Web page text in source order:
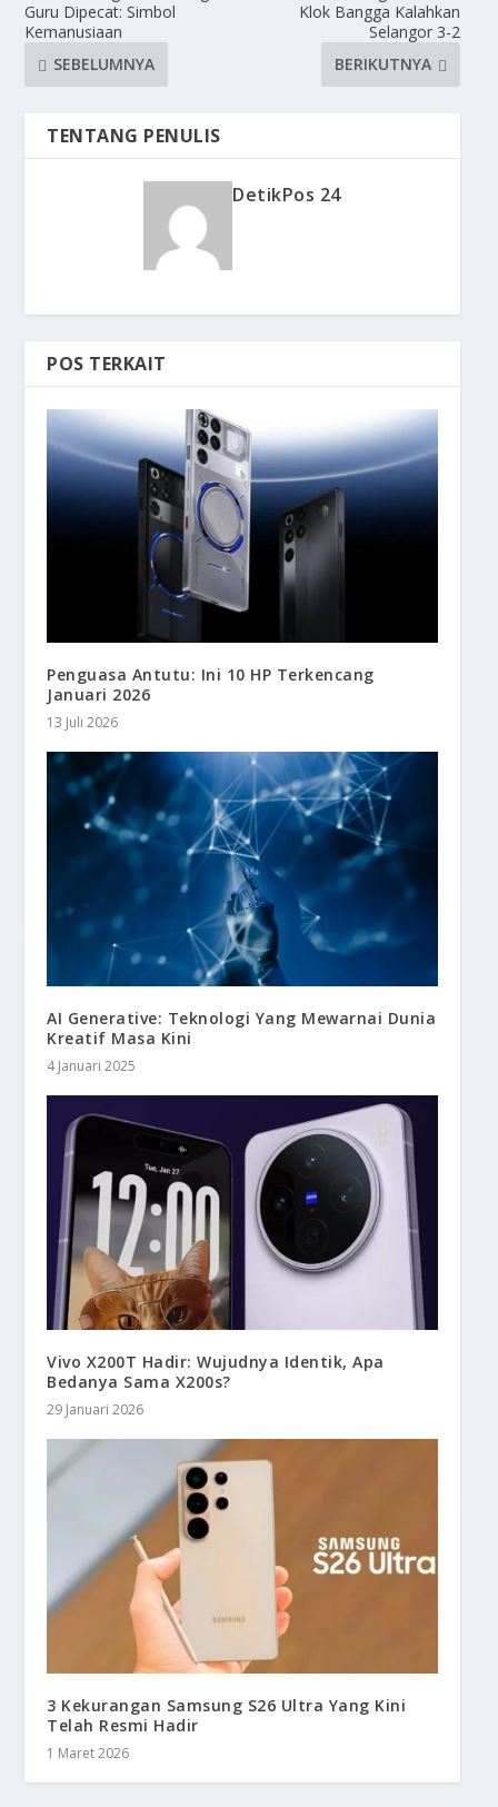
Guru Dipecat: Simbol
Kemanusiaan
SEBELUMNYA
Klok Bangga Kalahkan
Selangor 3-2
BERIKUTNYA
TENTANG PENULIS
DetikPos 24
POS TERKAIT
Penguasa Antutu: Ini 10 HP Terkencang
Januari 2026
13 Juli 2026
AI Generative: Teknologi Yang Mewarnai Dunia
Kreatif Masa Kini
4 Januari 2025
Vivo X200T Hadir: Wujudnya Identik, Apa
Bedanya Sama X200s?
29 Januari 2026
3 Kekurangan Samsung S26 Ultra Yang Kini
Telah Resmi Hadir
1 Maret 2026